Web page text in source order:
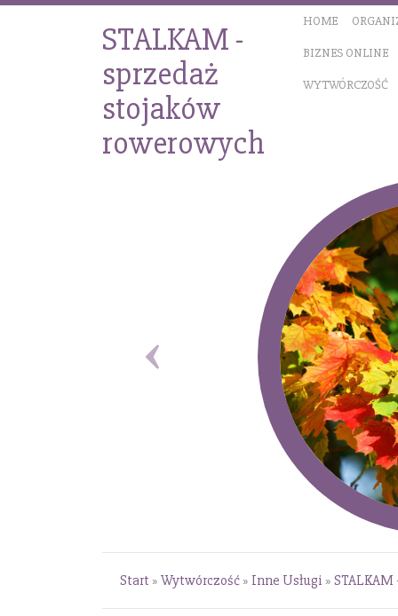
HOME
BIZNES ONLINE
WYTWÓRCZOŚĆ
STALKAM -
sprzedaż
stojaków
rowerowych
Start » Wytwórczość » Inne Usługi »